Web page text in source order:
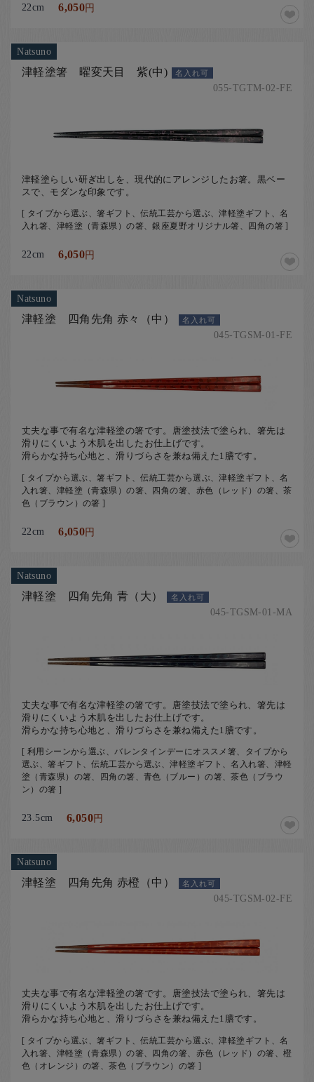
22cm 6,050円
Natsuno
津軽塗箸 曜変天目 紫(中) 名入れ可
055-TGTM-02-FE
津軽塗らしい研ぎ出しを、現代的にアレンジしたお箸。黒ベー
スで、モダンな印象です。
[ タイプから選ぶ、箸ギフト、伝統工芸から選ぶ、津軽塗ギフト、名
入れ箸、津軽塗（青森県）の箸、銀座夏野オリジナル箸、四角の箸 ]
22cm 6,050円
Natsuno
津軽塗 四角先角 赤々（中） 名入れ可
045-TGSM-01-FE
丈夫な事で有名な津軽塗の箸です。唐塗技法で塗られ、箸先は
滑りにくいよう木肌を出したお仕上げです。
滑らかな持ち心地と、滑りづらさを兼ね備えた1膳です。
[ タイプから選ぶ、箸ギフト、伝統工芸から選ぶ、津軽塗ギフト、名
入れ箸、津軽塗（青森県）の箸、四角の箸、赤色（レッド）の箸、茶
色（ブラウン）の箸 ]
22cm 6,050円
Natsuno
津軽塗 四角先角 青（大） 名入れ可
045-TGSM-01-MA
丈夫な事で有名な津軽塗の箸です。唐塗技法で塗られ、箸先は
滑りにくいよう木肌を出したお仕上げです。
滑らかな持ち心地と、滑りづらさを兼ね備えた1膳です。
[ 利用シーンから選ぶ、バレンタインデーにオススメ箸、タイプから
選ぶ、箸ギフト、伝統工芸から選ぶ、津軽塗ギフト、名入れ箸、津軽
塗（青森県）の箸、四角の箸、青色（ブルー）の箸、茶色（ブラウ
ン）の箸 ]
23.5cm 6,050円
Natsuno
津軽塗 四角先角 赤橙（中） 名入れ可
045-TGSM-02-FE
丈夫な事で有名な津軽塗の箸です。唐塗技法で塗られ、箸先は
滑りにくいよう木肌を出したお仕上げです。
滑らかな持ち心地と、滑りづらさを兼ね備えた1膳です。
[ タイプから選ぶ、箸ギフト、伝統工芸から選ぶ、津軽塗ギフト、名
入れ箸、津軽塗（青森県）の箸、四角の箸、赤色（レッド）の箸、橙
色（オレンジ）の箸、茶色（ブラウン）の箸 ]